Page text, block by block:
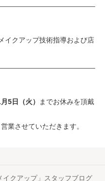
イクアップ技術指導および店
5日（火）
までお休みを頂戴
業させていただきます。
イクアップ」スタッフブログ